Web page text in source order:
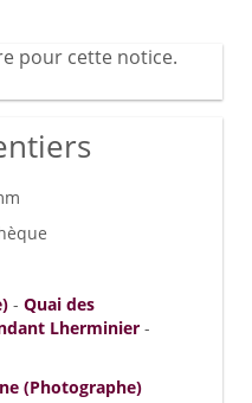
pour cette notice.
- Quai des
Lherminier -
(Photographe)